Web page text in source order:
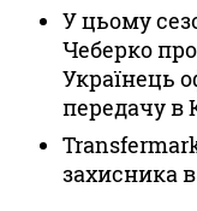
У цьому
Чеберко
Українець
передачу в
захисника